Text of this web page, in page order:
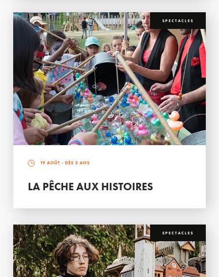
SPECTACLES
19 AOÛT - DÈS 3 ANS
LA PÊCHE AUX HISTOIRES
SPECTACLES